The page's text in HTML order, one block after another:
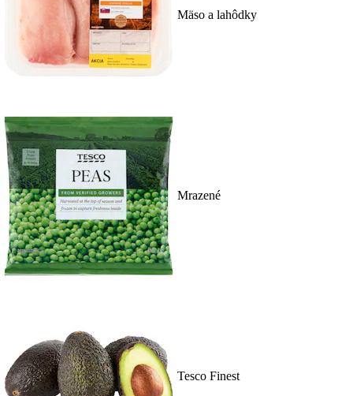
Mäso a lahôdky
Mrazené
Tesco Finest